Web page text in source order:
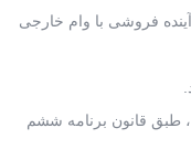
فروشی با وام خارجی
طبق قانون برنامه ششم